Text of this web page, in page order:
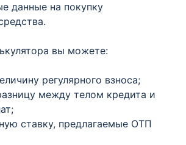
данные на покупку
вы можете:
регулярного взноса;
между телом кредита и
ставку, предлагаемые ОТП